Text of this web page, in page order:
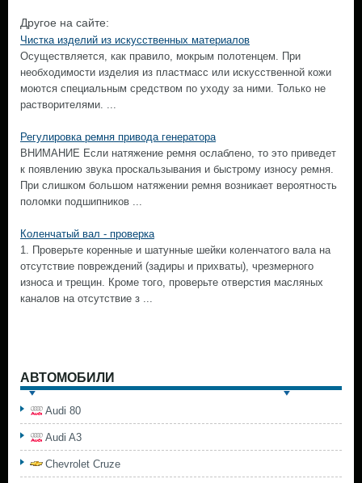
Другое на сайте:
Чистка изделий из искусственных материалов
Осуществляется, как правило, мокрым полотенцем. При
необходимости изделия из пластмасс или искусственной кожи
моются специальным средством по уходу за ними. Только не
растворителями. ...
Регулировка ремня привода генератора
ВНИМАНИЕ Если натяжение ремня ослаблено, то это приведет
к появлению звука проскальзывания и быстрому износу ремня.
При слишком большом натяжении ремня возникает вероятность
поломки подшипников ...
Коленчатый вал - проверка
1. Проверьте коренные и шатунные шейки коленчатого вала на
отсутствие повреждений (задиры и прихваты), чрезмерного
износа и трещин. Кроме того, проверьте отверстия масляных
каналов на отсутствие з ...
АВТОМОБИЛИ
Audi 80
Audi A3
Chevrolet Cruze